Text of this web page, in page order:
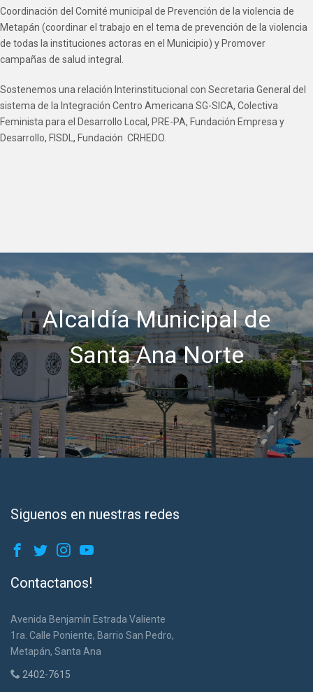
Coordinación del Comité municipal de Prevención de la violencia de
Metapán (coordinar el trabajo en el tema de prevención de la violencia
de todas la instituciones actoras en el Municipio) y Promover
campañas de salud integral.
Sostenemos una relación Interinstitucional con Secretaria General del
sistema de la Integración Centro Americana SG-SICA, Colectiva
Feminista para el Desarrollo Local, PRE-PA, Fundación Empresa y
Desarrollo, FISDL, Fundación CRHEDO.
Alcaldía Municipal de
Santa Ana Norte
Siguenos en nuestras redes
Contactanos!
Avenida Benjamín Estrada Valiente
1ra. Calle Poniente, Barrio San Pedro,
Metapán, Santa Ana
2402-7615